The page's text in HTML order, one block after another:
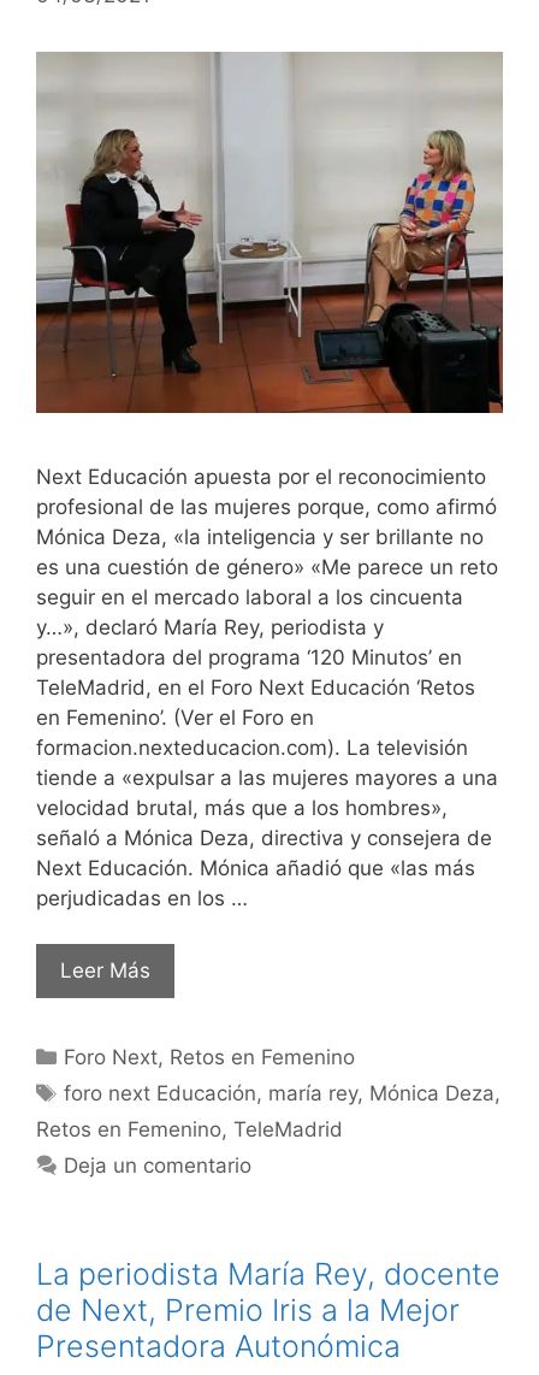
Next Educación apuesta por el reconocimiento
profesional de las mujeres porque, como afirmó
Mónica Deza, «la inteligencia y ser brillante no
es una cuestión de género» «Me parece un reto
seguir en el mercado laboral a los cincuenta
y…», declaró María Rey, periodista y
presentadora del programa ‘120 Minutos’ en
TeleMadrid, en el Foro Next Educación ‘Retos
en Femenino’. (Ver el Foro en
formacion.nexteducacion.com). La televisión
tiende a «expulsar a las mujeres mayores a una
velocidad brutal, más que a los hombres»,
señaló a Mónica Deza, directiva y consejera de
Next Educación. Mónica añadió que «las más
perjudicadas en los …
Leer Más
Foro Next, Retos en Femenino
foro next Educación, maría rey, Mónica Deza,
Retos en Femenino, TeleMadrid
Deja un comentario
La periodista María Rey, docente
de Next, Premio Iris a la Mejor
Presentadora Autonómica